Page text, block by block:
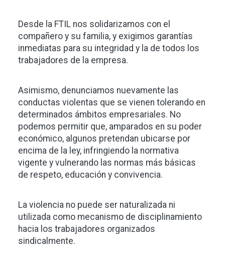
Desde la FTIL nos solidarizamos con el
compañero y su familia, y exigimos garantías
inmediatas para su integridad y la de todos los
trabajadores de la empresa.
Asimismo, denunciamos nuevamente las
conductas violentas que se vienen tolerando en
determinados ámbitos empresariales. No
podemos permitir que, amparados en su poder
económico, algunos pretendan ubicarse por
encima de la ley, infringiendo la normativa
vigente y vulnerando las normas más básicas
de respeto, educación y convivencia.
La violencia no puede ser naturalizada ni
utilizada como mecanismo de disciplinamiento
hacia los trabajadores organizados
sindicalmente.